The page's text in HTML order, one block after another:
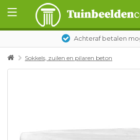
Achteraf betalen
Sokkels, zuilen en pilaren beton